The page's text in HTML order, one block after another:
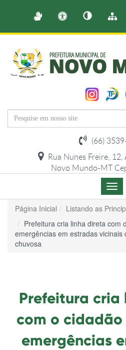
(66)
Rua Nunes Freire, 12,
Novo Mundo-MT
Menu
de
Página Inicial
Listando as
Prefeitura cria linha direta com
emergências em estradas vicinais
chuvosa
Prefeitura cria
com o
emergências